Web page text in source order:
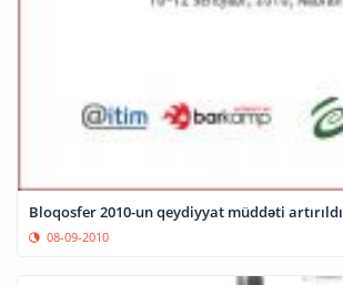
Bloqosfer 2010-un qeydiyyat müddəti artırıldı
08-09-2010